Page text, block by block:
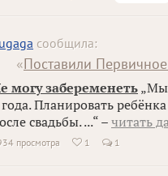
сообщила:
«Поставили
могу забеременеть „Мы
Планировать
свадьбы. ...“ – читать
просмотра  1 1